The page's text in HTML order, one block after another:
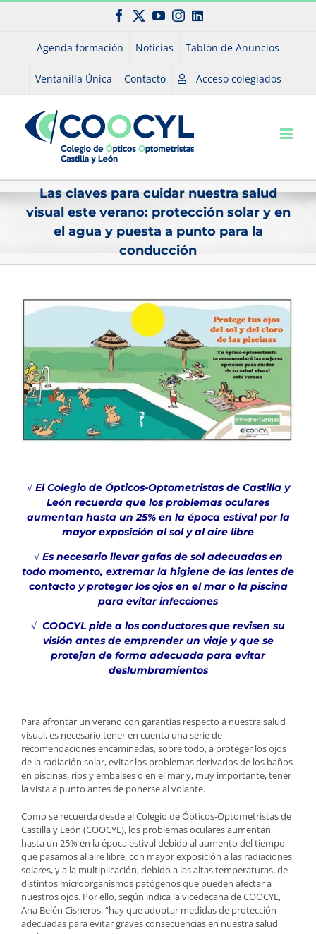
Saltar
Facebook
X YouTubeInstagram
LinkedIn
Agenda formación Noticias Tablón de Anuncios
Ventanilla Única Contacto Acceso colegiados
Las claves para cuidar nuestra salud
visual este verano: protección solar y en
el agua y puesta a punto para la
conducción
√ El Colegio de Ópticos-Optometristas de Castilla y
León recuerda que los problemas oculares
aumentan hasta un 25% en la época estival por la
mayor exposición al sol y al aire libre
√ Es necesario llevar gafas de sol adecuadas en
todo momento, extremar la higiene de las lentes de
contacto y proteger los ojos en el mar o la piscina
para evitar infecciones
√ COOCYL pide a los conductores que revisen su
visión antes de emprender un viaje y que se
protejan de forma adecuada para evitar
deslumbramientos
Para afrontar un verano con garantías respecto a nuestra salud
visual, es necesario tener en cuenta una serie de
recomendaciones encaminadas, sobre todo, a proteger los ojos
de la radiación solar, evitar los problemas derivados de los baños
en piscinas, ríos y embalses o en el mar y, muy importante, tener
la vista a punto antes de ponerse al volante.
Como se recuerda desde el Colegio de Ópticos-Optometristas de
Castilla y León (COOCYL), los problemas oculares aumentan
hasta un 25% en la época estival debido al aumento del tiempo
que pasamos al aire libre, con mayor exposición a las radiaciones
solares, y a la multiplicación, debido a las altas temperaturas, de
distintos microorganismos patógenos que pueden afectar a
nuestros ojos. Por ello, según indica la vicedecana de COOCYL,
Ana Belén Cisneros, “hay que adoptar medidas de protección
adecuadas para evitar graves consecuencias en nuestra salud